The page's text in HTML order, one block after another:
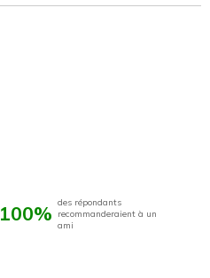
100% des répondants
recommanderaient à un
ami